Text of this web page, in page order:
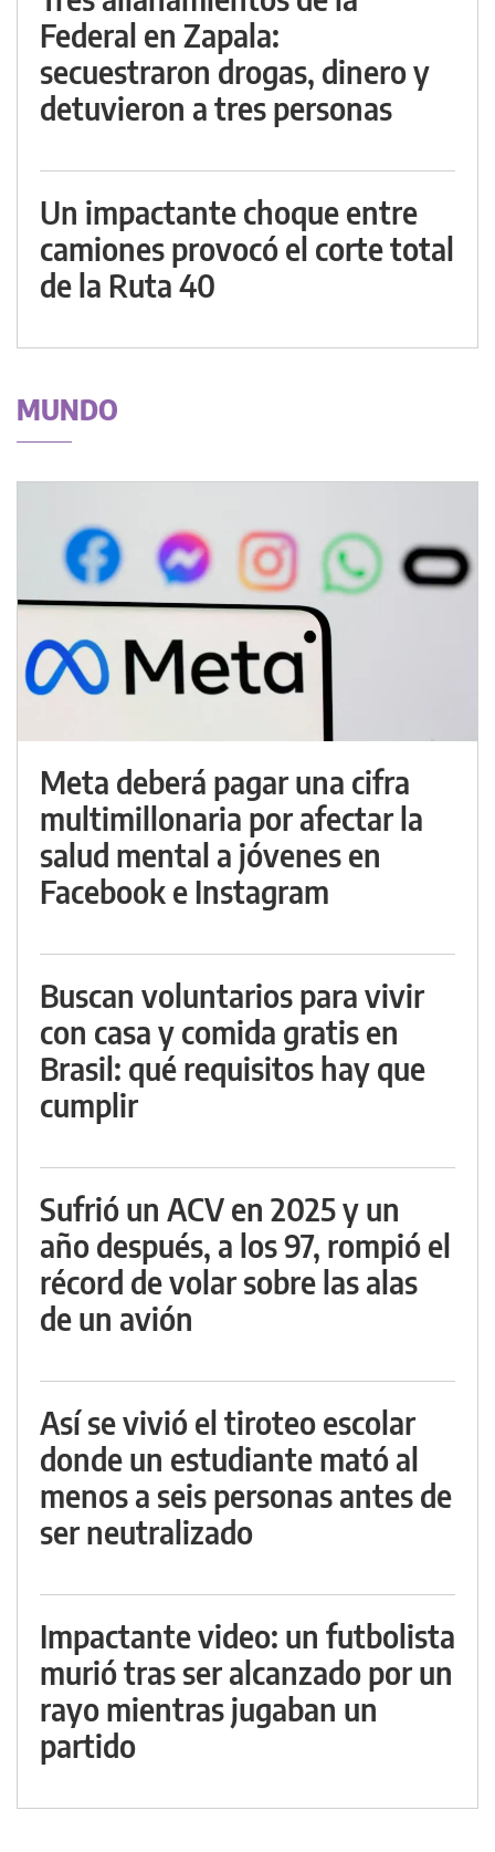
Federal en Zapala:
secuestraron drogas, dinero y
detuvieron a tres personas
Un impactante choque entre
camiones provocó el corte total
de la Ruta 40
MUNDO
Meta deberá pagar una cifra
multimillonaria por afectar la
salud mental a jóvenes en
Facebook e Instagram
Buscan voluntarios para vivir
con casa y comida gratis en
Brasil: qué requisitos hay que
cumplir
Sufrió un ACV en 2025 y un
año después, a los 97, rompió el
récord de volar sobre las alas
de un avión
Así se vivió el tiroteo escolar
donde un estudiante mató al
menos a seis personas antes de
ser neutralizado
Impactante video: un futbolista
murió tras ser alcanzado por un
rayo mientras jugaban un
partido